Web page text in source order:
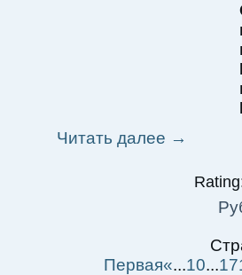
Читать далее →
Первая«...10...17